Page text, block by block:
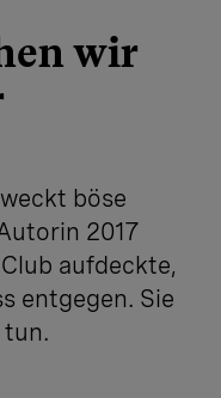
wir
böse
2017
aufdeckte,
entgegen. Sie